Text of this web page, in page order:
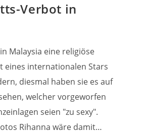
Verbot in
Malaysia eine religiöse
internationalen Stars
diesmal haben sie es auf
welcher vorgeworfen
seien "zu sexy".
Rihanna wäre damit…